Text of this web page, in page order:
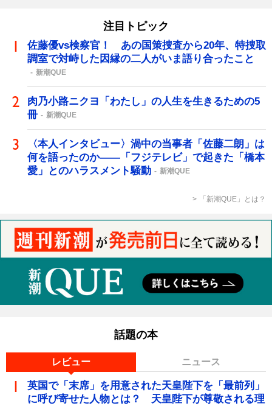
注目トピック
佐藤優vs検察官！ あの国策捜査から20年、特捜取
調室で対峙した因縁の二人がいま語り合ったこと
新潮QUE
肉乃小路ニクヨ「わたし」の人生を生きるための5
冊
新潮QUE
〈本人インタビュー〉渦中の当事者「佐藤二朗」は
何を語ったのか――「フジテレビ」で起きた「橋本
愛」とのハラスメント騒動
新潮QUE
「新潮QUE」とは？
話題の本
レビュー ニュース
英国で「末席」を用意された天皇陛下を「最前列」
に呼び寄せた人物とは？ 天皇陛下が尊敬される理